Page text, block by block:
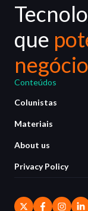
que
negócio
Conteúdos
Colunistas
Materiais
About us
Privacy Policy